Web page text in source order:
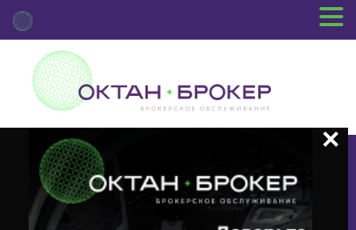
+7 (3812) 29-00-92
г.Омск ул.Красный Путь, 109 оф.510